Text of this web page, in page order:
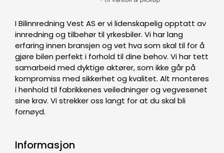
I Bilinnredning Vest AS er vi lidenskapelig opptatt av
innredning og tilbehør til yrkesbiler. Vi har lang
erfaring innen bransjen og vet hva som skal til for å
gjøre bilen perfekt i forhold til dine behov. Vi har tett
samarbeid med dyktige aktører, som ikke går på
kompromiss med sikkerhet og kvalitet. Alt monteres
i henhold til fabrikkenes veiledninger og vegvesenet
sine krav. Vi strekker oss langt for at du skal bli
fornøyd.
Informasjon